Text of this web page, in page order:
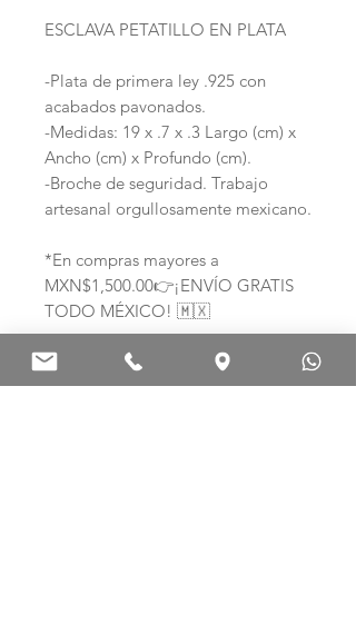
ESCLAVA PETATILLO EN PLATA
-Plata de primera ley .925 con
acabados pavonados.
-Medidas: 19 x .7 x .3 Largo (cm) x
Ancho (cm) x Profundo (cm).
-Broche de seguridad. Trabajo
artesanal orgullosamente mexicano.
*En compras mayores a
MXN$1,500.00👉¡ENVÍO GRATIS
TODO MÉXICO! 🇲🇽